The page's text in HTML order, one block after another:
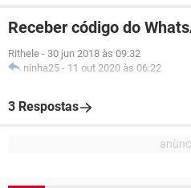
Receber código do
Rithele - 30 jun 2018 às 09:32
ninha25 - 11 out 2020 às 06:22
3 Respostas